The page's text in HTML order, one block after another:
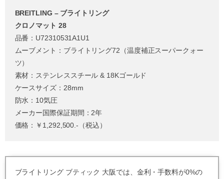
BREITLING – ブライトリング
クロノマット 28
品番：U72310531A1U1
ムーブメント：ブライトリング72（温度補正スーパークォー
ツ）
素材：ステンレススチール & 18Kゴールド
ケースサイズ：28mm
防水：10気圧
メーカー国際保証期間：2年
価格：￥1,292,500.-（税込）
ブライトリング ブティック 大阪では、金利・手数料が0%の